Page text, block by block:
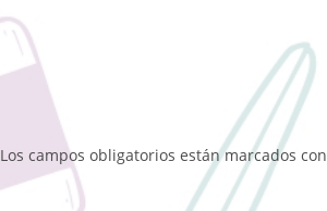
Los campos obligatorios están marcados con